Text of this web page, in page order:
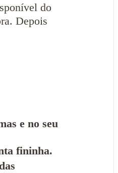
do
Depois
e no seu
fininha.